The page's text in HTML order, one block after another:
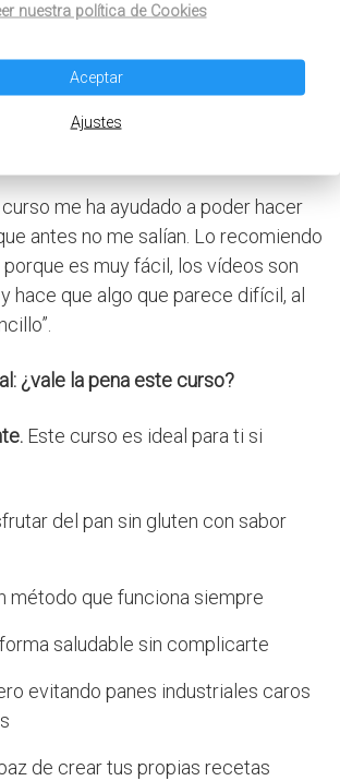
estos me encantan porque no tengo
estoy arriba. Llevo
mi pan todo el día (…) Es blandito y
curso me ha ayudado a poder hacer
antes no me salían. Lo recomiendo
es muy fácil, los vídeos son
hace que algo que parece difícil, al
¿vale la pena este curso?
Este curso es ideal para ti si
del pan sin gluten con sabor
método que funciona siempre
saludable sin complicarte
evitando panes industriales caros
de crear tus propias recetas
nuestra política de Cookies
Aceptar
Ajustes